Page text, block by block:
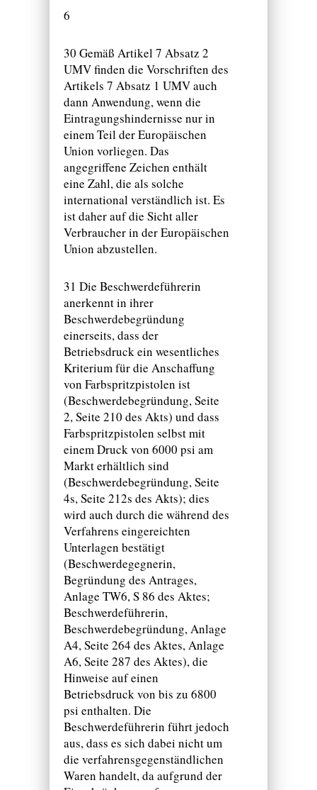
6
30 Gemäß Artikel 7 Absatz 2
UMV finden die Vorschriften des
Artikels 7 Absatz 1 UMV auch
dann Anwendung, wenn die
Eintragungshindernisse nur in
einem Teil der Europäischen
Union vorliegen. Das
angegriffene Zeichen enthält
eine Zahl, die als solche
international verständlich ist. Es
ist daher auf die Sicht aller
Verbraucher in der Europäischen
Union abzustellen.
31 Die Beschwerdeführerin
anerkennt in ihrer
Beschwerdebegründung
einerseits, dass der
Betriebsdruck ein wesentliches
Kriterium für die Anschaffung
von Farbspritzpistolen ist
(Beschwerdebegründung, Seite
2, Seite 210 des Akts) und dass
Farbspritzpistolen selbst mit
einem Druck von 6000 psi am
Markt erhältlich sind
(Beschwerdebegründung, Seite
4s, Seite 212s des Akts); dies
wird auch durch die während des
Verfahrens eingereichten
Unterlagen bestätigt
(Beschwerdegegnerin,
Begründung des Antrages,
Anlage TW6, S 86 des Aktes;
Beschwerdeführerin,
Beschwerdebegründung, Anlage
A4, Seite 264 des Aktes, Anlage
A6, Seite 287 des Aktes), die
Hinweise auf einen
Betriebsdruck von bis zu 6800
psi enthalten. Die
Beschwerdeführerin führt jedoch
aus, dass es sich dabei nicht um
die verfahrensgegenständlichen
Waren handelt, da aufgrund der